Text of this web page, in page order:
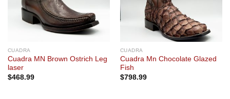
CUADRA
Cuadra MN Brown Ostrich Leg
laser
$468.99
CUADRA
Cuadra Mn Chocolate Glazed
Fish
$798.99